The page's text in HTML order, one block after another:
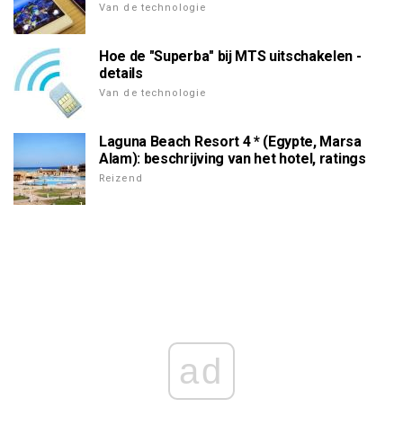
Van de technologie
Hoe de "Superba" bij MTS uitschakelen -
details
Van de technologie
Laguna Beach Resort 4 * (Egypte, Marsa
Alam): beschrijving van het hotel, ratings
Reizend
ad